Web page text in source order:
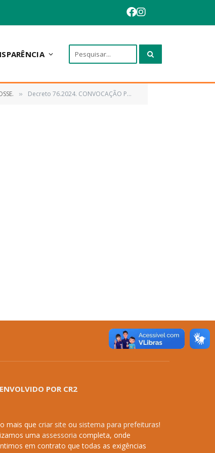
» Decreto 76.2024. CONVOCAÇÃO PARA POSSE
POR CR2
mais que criar site ou sistema para prefeituras!
uma assessoria completa, onde
em contrato que todas as exigências